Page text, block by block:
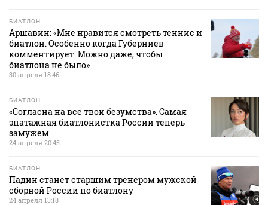
БИАТЛОН
Аршавин: «Мне нравится смотреть теннис и
биатлон. Особенно когда Губерниев
комментирует. Можно даже, чтобы
биатлона не было»
30 апреля 18:46
БИАТЛОН
«Согласна на все твои безумства». Самая
эпатажная биатлонистка России теперь
замужем
24 апреля 20:45
БИАТЛОН
Падин станет старшим тренером мужской
сборной России по биатлону
24 апреля 13:18